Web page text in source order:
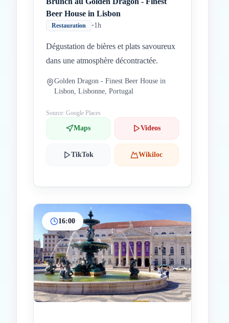
Beer House in Lisbon
Restauration •1h
Dégustation de bières et plats savoureux
dans une atmosphère décontractée.
Golden Dragon - Finest Beer House in
Lisbon, Lisbonne, Portugal
Source: Google Places
Maps Videos
TikTok Wikiloc
16:00